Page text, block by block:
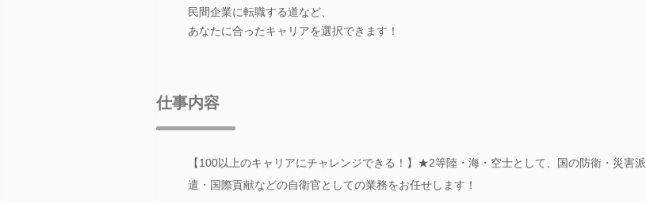
民間企業に転職する道など、
あなたに合ったキャリアを選択できます！
仕事内容
【100以上のキャリアにチャレンジできる！】★2等陸・海・空士として、国の防衛・災害派
遣・国際貢献などの自衛官としての業務をお任せします！